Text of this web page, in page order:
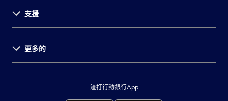
永續發展計畫
法定公開揭露事項
金融友善服務暨公平待客專區
支援
菁英招募
更多的
渣打行動銀行App